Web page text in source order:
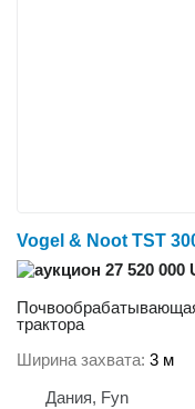
Vogel & Noot TST
27 520 000
трактора
Ширина захвата 3 м
Дания, Fyn